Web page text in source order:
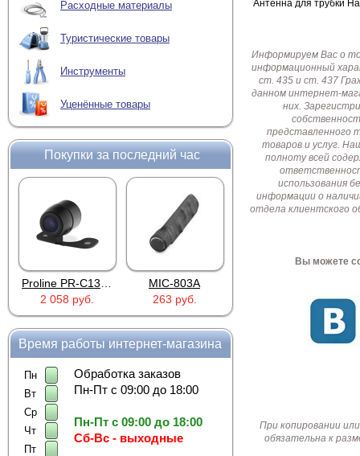
Расходные материалы
Туристические товары
Инструменты
Уценённые товары
Покупки за последний час
2 058 руб.
MIC-803A
263 руб.
Время работы интернет-магазина
Пн
Вт
Ср
Чт
Пт
Обработка заказов
Пн-Пт с 09:00 до 18:00
Пн-Пт с 09:00 до 18:00
Сб-Вс - выходные
Антенна для трубки
Информируем Вас о
информационный
ст. 435 и ст. 437
данном интернет-
них.
представленного
товаров и услуг.
полноту всей
использования
информации о
отдела клиентского
Вы можете
При копировании
обязательна к